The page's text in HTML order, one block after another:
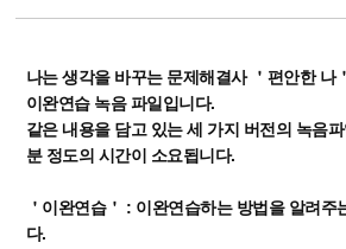
나는 생각을 바꾸는 문제해결사 ＇편안한 나
이완연습 녹음 파일입니다.
같은 내용을 담고 있는 세 가지 버전의 녹음
분 정도의 시간이 소요됩니다.
＇이완연습＇ : 이완연습하는 방법을 알려주
다.